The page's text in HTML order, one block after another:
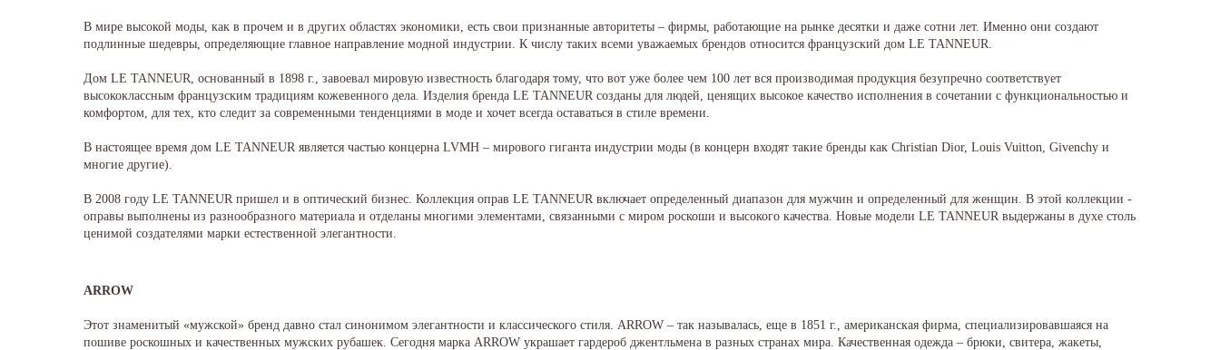
В мире высокой моды, как в прочем и в других областях экономики, есть свои признанные авторитеты – фирмы, работающие на рынке десятки и даже сотни лет. Именно они создают
подлинные шедевры, определяющие главное направление модной индустрии. К числу таких всеми уважаемых брендов относится французский дом LE TANNEUR.
Дом LE TANNEUR, основанный в 1898 г., завоевал мировую известность благодаря тому, что вот уже более чем 100 лет вся производимая продукция безупречно соответствует
высококлассным французским традициям кожевенного дела. Изделия бренда LE TANNEUR созданы для людей, ценящих высокое качество исполнения в сочетании с функциональностью и
комфортом, для тех, кто следит за современными тенденциями в моде и хочет всегда оставаться в стиле времени.
В настоящее время дом LE TANNEUR является частью концерна LVMH – мирового гиганта индустрии моды (в концерн входят такие бренды как Christian Dior, Louis Vuitton, Givenchy и
многие другие).
В 2008 году LE TANNEUR пришел и в оптический бизнес. Коллекция оправ LE TANNEUR включает определенный диапазон для мужчин и определенный для женщин. В этой коллекции -
оправы выполнены из разнообразного материала и отделаны многими элементами, связанными с миром роскоши и высокого качества. Новые модели LE TANNEUR выдержаны в духе столь
ценимой создателями марки естественной элегантности.
ARROW
Этот знаменитый «мужской» бренд давно стал синонимом элегантности и классического стиля. ARROW – так называлась, еще в 1851 г., американская фирма, специализировавшаяся на
пошиве роскошных и качественных мужских рубашек. Сегодня марка ARROW украшает гардероб джентльмена в разных странах мира. Качественная одежда – брюки, свитера, жакеты,